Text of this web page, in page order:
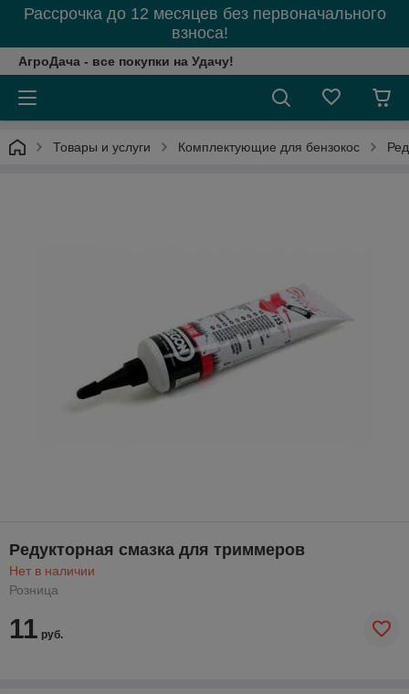
Рассрочка до 12 месяцев без первоначального
взноса!
АгроДача - все покупки на Удачу!
Товары и услуги Комплектующие для бензокос
Редукторная смазка для триммеров
Нет в наличии
Розница
11 руб.